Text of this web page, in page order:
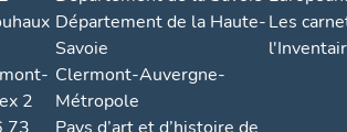
2
Département de la Haute-
Savoie
Clermont-Auvergne-
Métropole
Les